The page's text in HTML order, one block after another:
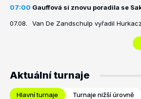
07:00 Gauffová si znovu poradila se
07.08. Van De Zandschulp vyřadil
Aktuální turnaje
Hlavní turnaje Turnaje nižší úrovně